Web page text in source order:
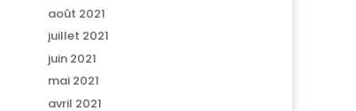
août 2021
juillet 2021
juin 2021
mai 2021
avril 2021